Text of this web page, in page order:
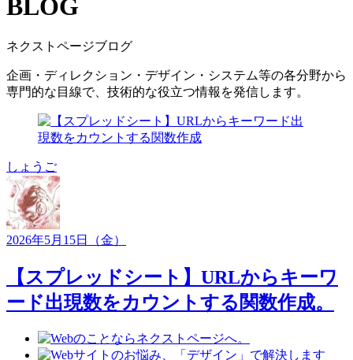
BLOG
ネクストページブログ
企画・ディレクション・デザイン・システム等の各分野から
専門的な目線で、技術的な役立つ情報を発信します。
しょうご
2026年5月15日（金）
【スプレッドシート】URLからキーワ
ード出現数をカウントする関数作成。